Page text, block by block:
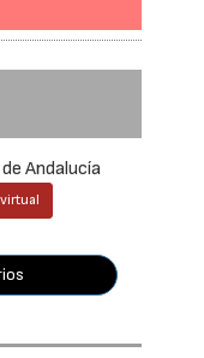
Andalucía